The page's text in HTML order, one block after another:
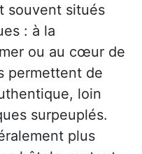
souvent situés
: à la
ou au cœur de
permettent de
loin
surpeuplés.
plus